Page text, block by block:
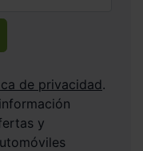
de privacidad.
y